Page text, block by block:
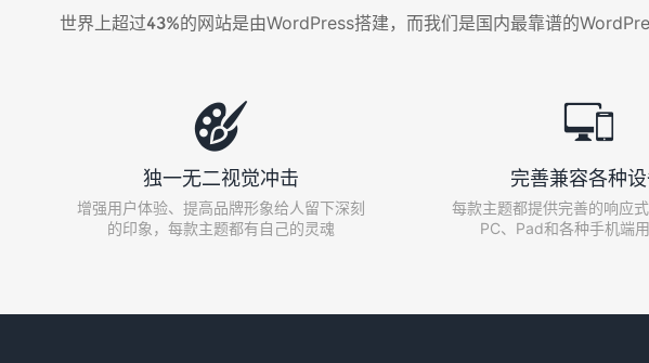
世界上超过43%的网站是由WordPress搭建，而我们是国内最靠谱的

独一无二视觉冲击
增强用户体验、提高品牌形象给人留下深刻
的印象，每款主题都有自己的灵魂

完善兼容各种
每款主题都提供完善的响应
PC、Pad和各种手机端